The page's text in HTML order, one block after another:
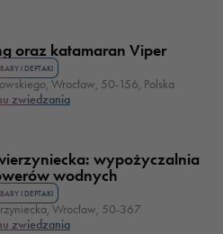
oraz katamaran Viper
I DEPTAKI
Wrocław, 50-156, Polska
zwiedzania
wypożyczalnia
wodnych
I DEPTAKI
Wrocław, 50-367
zwiedzania